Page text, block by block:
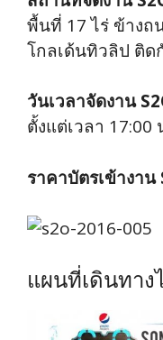
พื้นที่ 17 ไร่ ข้างถ
โกลเด้นทิวลิป ติ
วันเวลาจัดงาน
ตั้งแต่เวลา 17:00
ราคาบัตรเข้างาน
แผนที่เดินทาง